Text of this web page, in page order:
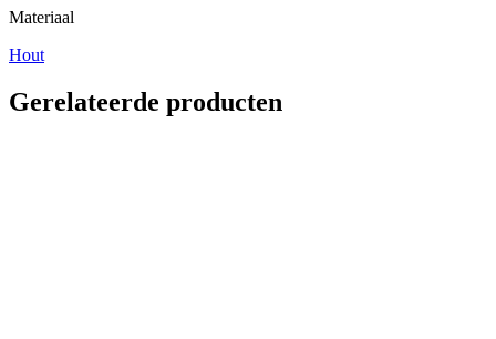
Materiaal
Hout
Gerelateerde producten